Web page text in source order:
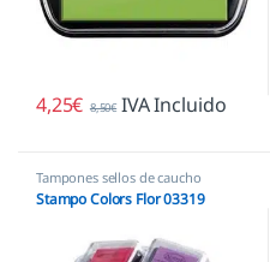
4,25€ 8,50€ IVA Incluido
Tampones sellos de caucho
Stampo Colors Flor 03319